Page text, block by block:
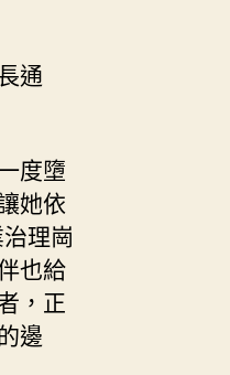
通
度墮
她依
理崗
也給
，正
邊